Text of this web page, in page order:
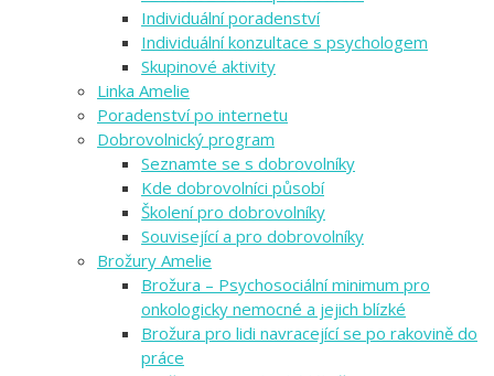
Individuální poradenství
Individuální konzultace s psychologem
Skupinové aktivity
Linka Amelie
Poradenství po internetu
Dobrovolnický program
Seznamte se s dobrovolníky
Kde dobrovolníci působí
Školení pro dobrovolníky
Související a pro dobrovolníky
Brožury Amelie
Brožura – Psychosociální minimum pro
onkologicky nemocné a jejich blízké
Brožura pro lidi navracející se po rakovině do
práce